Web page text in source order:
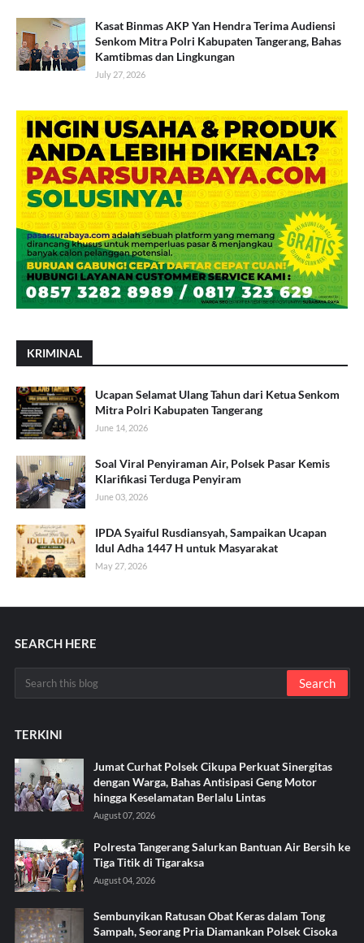
Kasat Binmas AKP Yan Hendra Terima Audiensi
Senkom Mitra Polri Kabupaten Tangerang, Bahas
Kamtibmas dan Lingkungan
July 27, 2026
KRIMINAL
Ucapan Selamat Ulang Tahun dari Ketua Senkom
Mitra Polri Kabupaten Tangerang
June 14, 2026
Soal Viral Penyiraman Air, Polsek Pasar Kemis
Klarifikasi Terduga Penyiram
June 03, 2026
IPDA Syaiful Rusdiansyah, Sampaikan Ucapan
Idul Adha 1447 H untuk Masyarakat
May 27, 2026
SEARCH HERE
TERKINI
Jumat Curhat Polsek Cikupa Perkuat Sinergitas
dengan Warga, Bahas Antisipasi Geng Motor
hingga Keselamatan Berlalu Lintas
August 07, 2026
Polresta Tangerang Salurkan Bantuan Air Bersih ke
Tiga Titik di Tigaraksa ‎
August 04, 2026
Sembunyikan Ratusan Obat Keras dalam Tong
Sampah, Seorang Pria Diamankan Polsek Cisoka